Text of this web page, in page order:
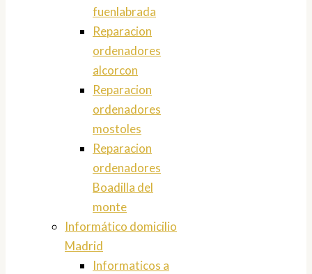
fuenlabrada
Reparacion
ordenadores
alcorcon
Reparacion
ordenadores
mostoles
Reparacion
ordenadores
Boadilla del
monte
Informático domicilio
Madrid
Informaticos a